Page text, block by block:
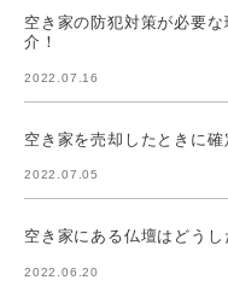
空き家の防犯対策が必要
介！
2022.07.16
空き家を売却したときに
2022.07.05
空き家にある仏壇はどう
2022.06.20